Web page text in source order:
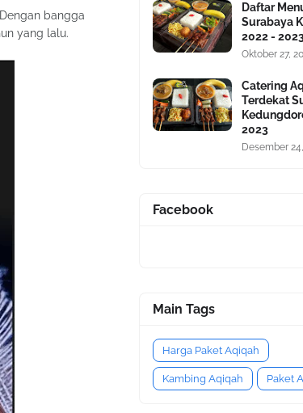
bangga
yang lalu.
Daftar
Surabaya
2022 -
Oktober 27,
Catering
Terdekat
2023
Desember
Facebook
Main Tags
Harga Paket Aqiqah
Kambing Aqiqah Paket